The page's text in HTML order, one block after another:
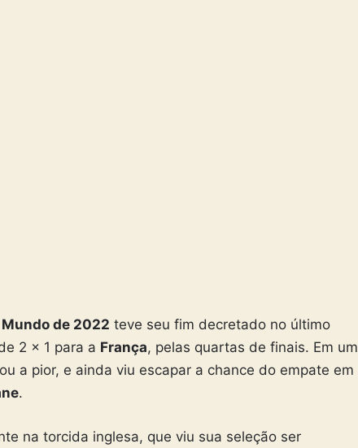
Mundo de 2022 teve seu fim decretado no último
2 x 1 para a França, pelas quartas de finais. Em um
a pior, e ainda viu escapar a chance do empate em
.
na torcida inglesa, que viu sua seleção ser